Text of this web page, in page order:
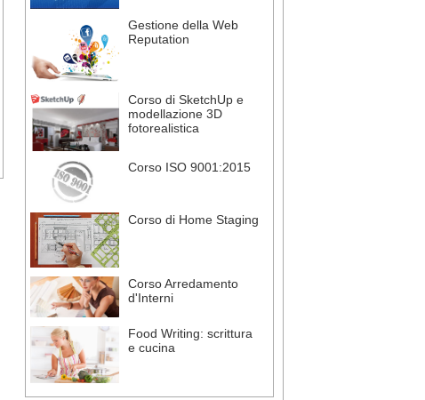
Gestione della Web
Reputation
Corso di SketchUp e
modellazione 3D
fotorealistica
Corso ISO 9001:2015
Corso di Home Staging
Corso Arredamento
d'Interni
Food Writing: scrittura
e cucina